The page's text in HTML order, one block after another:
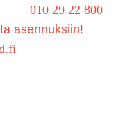
010 29 22 800
asennuksiin!